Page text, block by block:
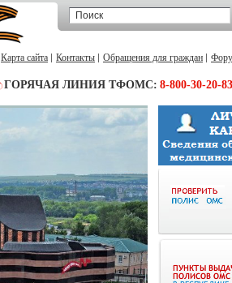
Карта сайта Контакты Обращения для граждан
ГОРЯЧАЯ ЛИНИЯ ТФОМС: 8-800-30-20-